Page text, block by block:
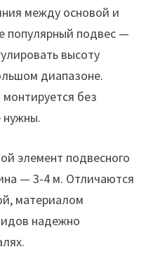
между основой и
популярный подвес —
высоту
диапазоне.
без
нужны.
элемент подвесного
— 3-4 м. Отличаются
материалом
надежно